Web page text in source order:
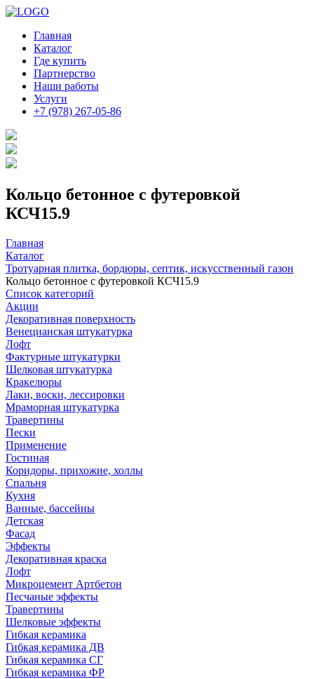
Главная
Каталог
Где купить
Партнерство
Наши работы
Услуги
+7 (978) 267-05-86
Кольцо бетонное с футеровкой
КСЧ15.9
Главная
Каталог
Тротуарная плитка, бордюры, септик, искусственный газон
Кольцо бетонное с футеровкой КСЧ15.9
Список категорий
Акции
Декоративная поверхность
Венецианская штукатурка
Лофт
Фактурные штукатурки
Шелковая штукатурка
Кракелюры
Лаки, воски, лессировки
Мраморная штукатурка
Травертины
Пески
Применение
Гостиная
Коридоры, прихожие, холлы
Спальня
Кухня
Ванные, бассейны
Детская
Фасад
Эффекты
Декоративная краска
Лофт
Микроцемент Артбетон
Песчаные эффекты
Травертины
Шелковые эффекты
Гибкая керамика
Гибкая керамика ДВ
Гибкая керамика СГ
Гибкая керамика ФР